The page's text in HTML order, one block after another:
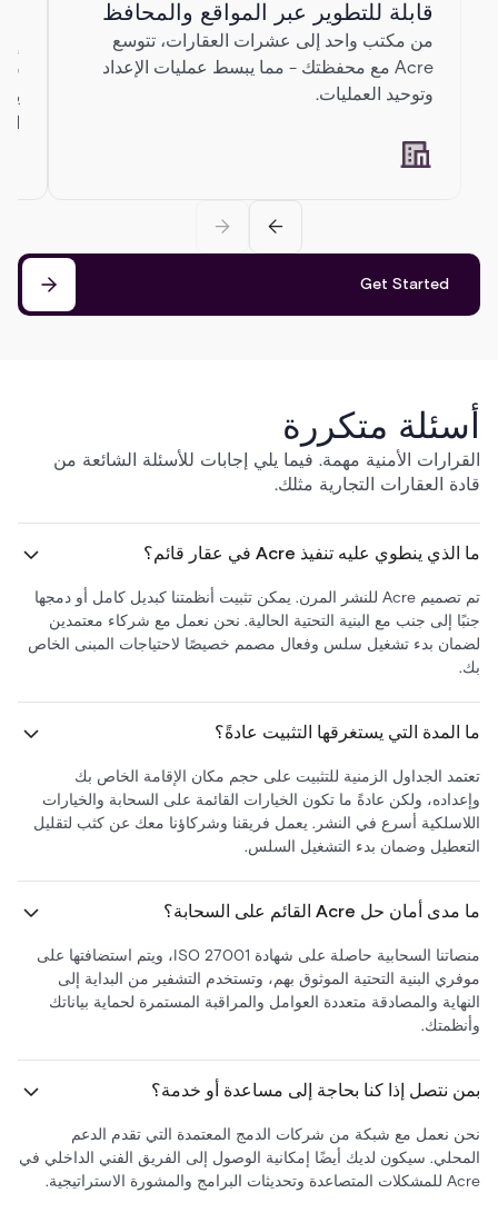
قابلة للتطوير عبر المواقع والمحافظ
من مكتب واحد إلى عشرات العقارات، تتوسع
Acre مع محفظتك - مما يبسط عمليات الإعداد
وتوحيد العمليات.
Get Started
أسئلة متكررة
القرارات الأمنية مهمة. فيما يلي إجابات للأسئلة الشائعة من
قادة العقارات التجارية مثلك.
ما الذي ينطوي عليه تنفيذ Acre في عقار قائم؟
تم تصميم Acre للنشر المرن. يمكن تثبيت أنظمتنا كبديل كامل أو دمجها
جنبًا إلى جنب مع البنية التحتية الحالية. نحن نعمل مع شركاء معتمدين
لضمان بدء تشغيل سلس وفعال مصمم خصيصًا لاحتياجات المبنى الخاص
بك.
ما المدة التي يستغرقها التثبيت عادةً؟
تعتمد الجداول الزمنية للتثبيت على حجم مكان الإقامة الخاص بك
وإعداده، ولكن عادةً ما تكون الخيارات القائمة على السحابة والخيارات
اللاسلكية أسرع في النشر. يعمل فريقنا وشركاؤنا معك عن كثب لتقليل
التعطيل وضمان بدء التشغيل السلس.
ما مدى أمان حل Acre القائم على السحابة؟
منصاتنا السحابية حاصلة على شهادة ISO 27001، ويتم استضافتها على
موفري البنية التحتية الموثوق بهم، وتستخدم التشفير من البداية إلى
النهاية والمصادقة متعددة العوامل والمراقبة المستمرة لحماية بياناتك
وأنظمتك.
بمن نتصل إذا كنا بحاجة إلى مساعدة أو خدمة؟
نحن نعمل مع شبكة من شركات الدمج المعتمدة التي تقدم الدعم
المحلي. سيكون لديك أيضًا إمكانية الوصول إلى الفريق الفني الداخلي في
Acre للمشكلات المتصاعدة وتحديثات البرامج والمشورة الاستراتيجية.